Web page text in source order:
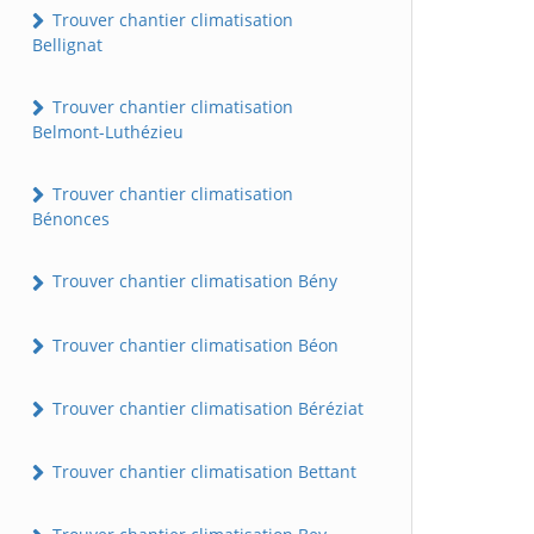
Trouver chantier climatisation
Bellignat
Trouver chantier climatisation
Belmont-Luthézieu
Trouver chantier climatisation
Bénonces
Trouver chantier climatisation Bény
Trouver chantier climatisation Béon
Trouver chantier climatisation Béréziat
Trouver chantier climatisation Bettant